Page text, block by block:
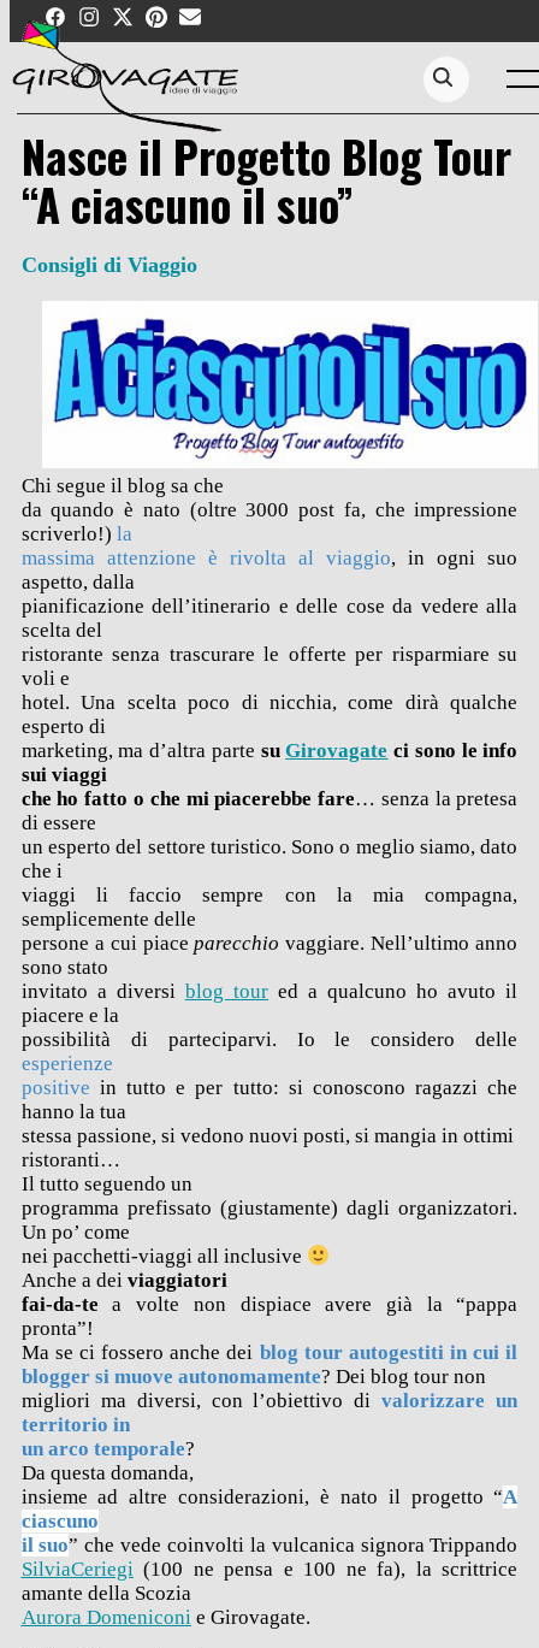
content
Search...
Nasce il Progetto Blog Tour
“A ciascuno il suo”
Consigli di Viaggio
Chi segue il blog sa che
da quando è nato (oltre 3000 post fa, che impressione
scriverlo!) la
massima attenzione è rivolta al viaggio, in ogni suo
aspetto, dalla
pianificazione dell’itinerario e delle cose da vedere alla
scelta del
ristorante senza trascurare le offerte per risparmiare su
voli e
hotel. Una scelta poco di nicchia, come dirà qualche
esperto di
marketing, ma d’altra parte suGirovagate ci sono le info
sui viaggi
che ho fatto o che mi piacerebbe fare… senza la pretesa
di essere
un esperto del settore turistico. Sono o meglio siamo, dato
che i
viaggi li faccio sempre con la mia compagna,
semplicemente delle
persone a cui piaceparecchiovaggiare. Nell’ultimo anno
sono stato
invitato a diversi blog toured a qualcuno ho avuto il
piacere e la
possibilità di parteciparvi. Io le considero delle
esperienze
positive in tutto e per tutto: si conoscono ragazzi che
hanno la tua
stessa passione, si vedono nuovi posti, si mangia in ottimi
ristoranti…
Il tutto seguendo un
programma prefissato (giustamente) dagli organizzatori.
Un po’ come
nei pacchetti-viaggi all inclusive
Anche a dei viaggiatori
fai-da-te a volte non dispiace avere già la “pappa
pronta”!
Ma se ci fossero anche dei blog tour autogestiti in cui il
blogger si muove autonomamente? Dei blog tour non
migliori ma diversi, con l’obiettivo divalorizzare un
territorio in
un arco temporale?
Da questa domanda,
insieme ad altre considerazioni, è nato il progetto “A
ciascuno
il suo” che vede coinvolti la vulcanica signora Trippando
SilviaCeriegi(100 ne pensa e 100 ne fa), la scrittrice
amante della Scozia
Aurora Domeniconie Girovagate.